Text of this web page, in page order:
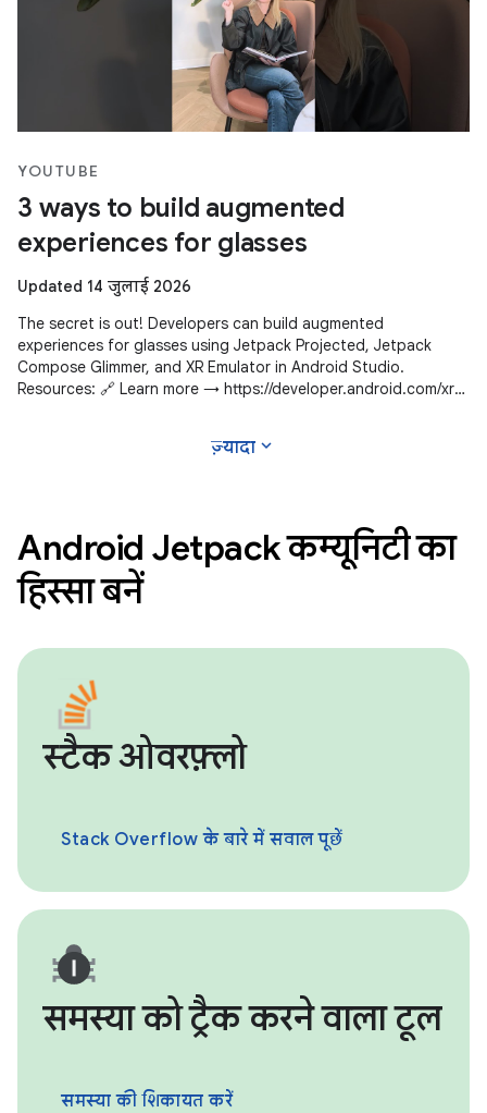
YOUTUBE
3 ways to build augmented
experiences for glasses
Updated 14 जुलाई 2026
The secret is out! Developers can build augmented
experiences for glasses using Jetpack Projected, Jetpack
Compose Glimmer, and XR Emulator in Android Studio.
Resources: 🔗 Learn more → https://developer.android.com/xr
ज़्यादा expand_more
Android Jetpack कम्यूनिटी का
हिस्सा बनें
स्टैक ओवरफ़्लो
Stack Overflow के बारे में सवाल पूछें
समस्या को ट्रैक करने वाला टूल
समस्या की शिकायत करें